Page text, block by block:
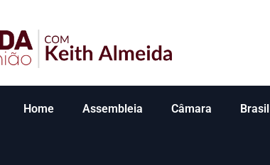
Home Assembleia Câmara Brasil